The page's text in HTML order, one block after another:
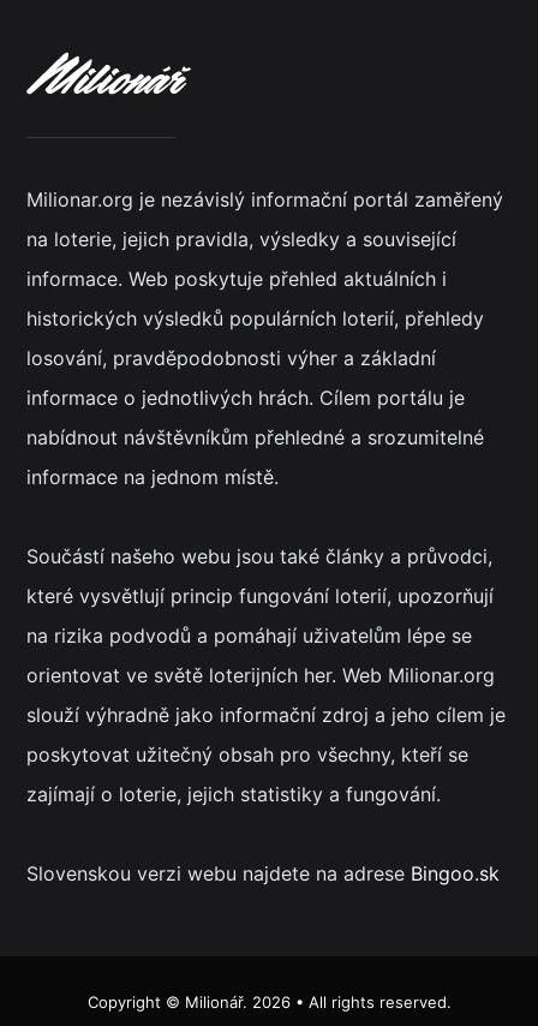
Milionar.org je nezávislý informační portál zaměřený
na loterie, jejich pravidla, výsledky a související
informace. Web poskytuje přehled aktuálních i
historických výsledků populárních loterií, přehledy
losování, pravděpodobnosti výher a základní
informace o jednotlivých hrách. Cílem portálu je
nabídnout návštěvníkům přehledné a srozumitelné
informace na jednom místě.
Součástí našeho webu jsou také články a průvodci,
které vysvětlují princip fungování loterií, upozorňují
na rizika podvodů a pomáhají uživatelům lépe se
orientovat ve světě loterijních her. Web Milionar.org
slouží výhradně jako informační zdroj a jeho cílem je
poskytovat užitečný obsah pro všechny, kteří se
zajímají o loterie, jejich statistiky a fungování.
Slovenskou verzi webu najdete na adrese Bingoo.sk
Copyright © Milionář. 2026 • All rights reserved.